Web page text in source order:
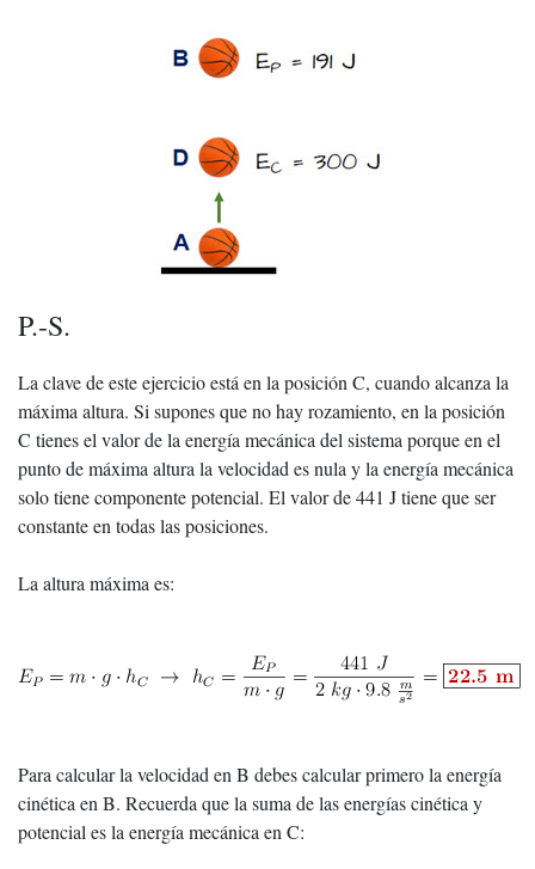
P.-S.
La clave de este ejercicio está en la posición C, cuando alcanza la
máxima altura. Si supones que no hay rozamiento, en la posición
C tienes el valor de la energía mecánica del sistema porque en el
punto de máxima altura la velocidad es nula y la energía mecánica
solo tiene componente potencial. El valor de 441 J tiene que ser
constante en todas las posiciones.
La altura máxima es:
Para calcular la velocidad en B debes calcular primero la energía
cinética en B. Recuerda que la suma de las energías cinética y
potencial es la energía mecánica en C: